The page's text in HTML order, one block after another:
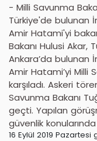
- Milli Savunma
Türkiye'de bulunan
Amir Hatami'yi
Bakanı Hulusi Akar,
Ankara’da bulunan
Amir Hatami’yi Milli
karşıladı. Askeri
Savunma Bakanı
geçti. Yapılan
güvenlik
16 Eylül 2019 Pazartesi